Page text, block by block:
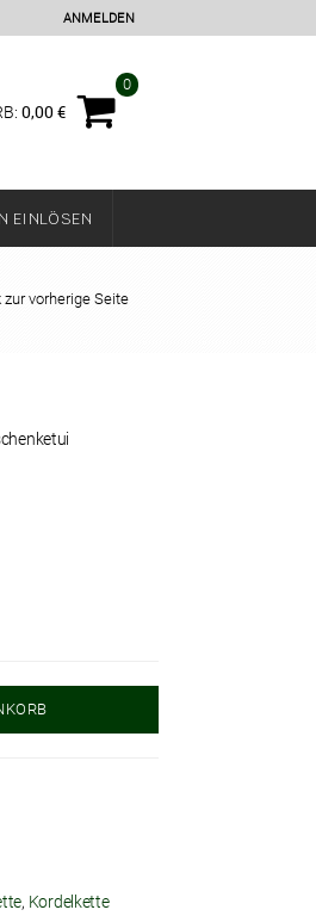
ANMELDEN
0
0,00€
EINLÖSEN
zur vorherige Seite
, Kordelkette